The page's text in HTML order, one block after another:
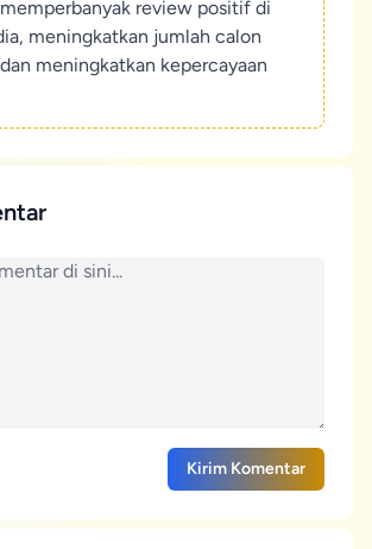
review positif di
meningkatkan jumlah calon
meningkatkan kepercayaan
Kirim Komentar